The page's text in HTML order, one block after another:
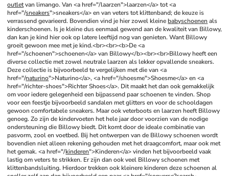
outlet van limango. Van <a href="/laarzen">laarzen</a> tot <a
href="/sneakers">sneakers</a> en van veters tot klittenband; de keuze is
verrassend gevarieerd. Bovendien vind je hier zowel kleine babyschoenen als
kinderschoenen. Is je kleine dus eenmaal gewend aan de kwaliteit van Billowy,
dan kan je kind hier ook op latere leeftijd nog van genieten. Want Billowy
groeit gewoon mee met je kind.<br><br><b>De <a
href="/schoenen">schoenen</a> van Billowy</b><br><br>Billowy heeft een
diverse collectie met zowel neutrale laarzen als lekker opvallende sneakers.
Deze collectie is bijvoorbeeld te vergelijken met die van <a
href="/naturino">Naturino</a>, <a href="/shoesme">Shoesme</a> en <a
href="/richter-shoes">Richter Shoes</a>. Dit maakt het dan ook gemakkelijk
om voor iedere gelegenheid een bijpassend paar schoenen te vinden. Shop
voor een feestje bijvoorbeeld sandalen met glitters en voor de schooldagen
gewoon comfortabele sneakers. Maar ook veterboots en laarzen heeft Billowy
genoeg. Zo zijn de kindervoeten het hele jaar door voorzien van de nodige
ondersteuning die Billowy biedt. Dit komt door de ideale combinatie van
pasvorm, zool en voetbed. Bij het ontwerpen van de Billowy schoenen wordt
bovendien niet alleen rekening gehouden met het draagcomfort, maar ook met
het gemak. <a href="/kinderen">Kinderen</a> vinden het bijvoorbeeld vaak
lastig om veters te strikken. Er zijn dan ook veel Billowy schoenen met
klittenbandsluiting. Hierdoor trekken ook kleinere kinderen deze schoenen al